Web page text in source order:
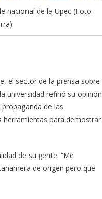
nacional de la Upec (Foto:
el sector de la prensa sobre
universidad refirió su opinión
de las
herramientas para demostrar
de su gente. “Me
de origen pero que